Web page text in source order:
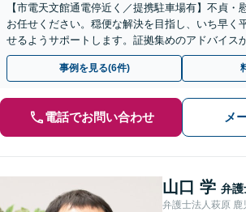
【市電天文館通電停近く／提携駐車場有】不貞・
お任せください。穏便な解決を目指し、いち早く
せるようサポートします。証拠集めのアドバイス
す。【休日相談可能（要予約）】
事例を見る(6件)
電話でお問い合わせ メ
山口 学 弁護
弁護士法人萩原